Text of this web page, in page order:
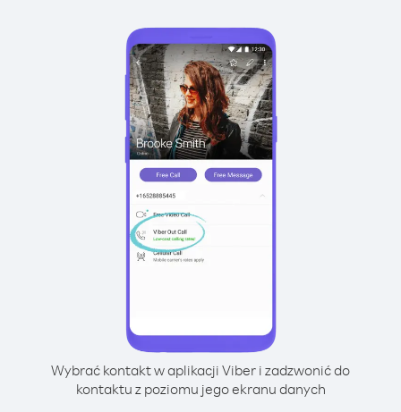
Wybrać kontakt w aplikacji Viber i zadzwonić do
kontaktu z poziomu jego ekranu danych